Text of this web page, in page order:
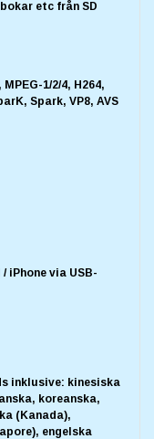
etc från SD
1/2/4, H264,
Spark, VP8, AVS
iPhone via USB-
inklusive: kinesiska
koreanska,
(Kanada),
engelska